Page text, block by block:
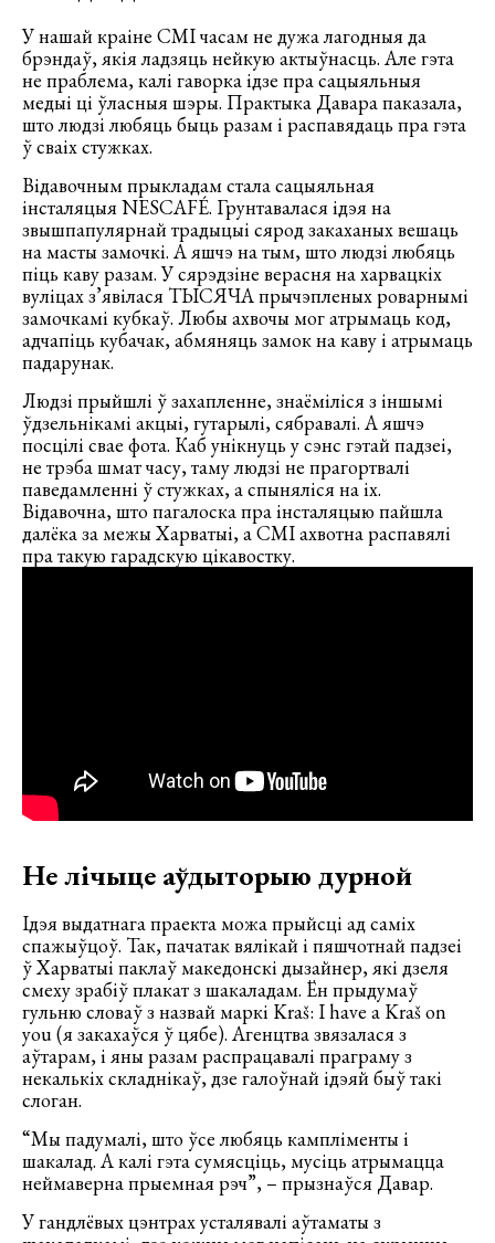
У нашай краіне СМІ часам не дужа лагодныя да
брэндаў, якія ладзяць нейкую актыўнасць. Але гэта
не праблема, калі гаворка ідзе пра сацыяльныя
медыі ці ўласныя шэры. Практыка Давара паказала,
што людзі любяць быць разам і распавядаць пра гэта
ў сваіх стужках.
Відавочным прыкладам стала сацыяльная
інсталяцыя NESCAFÉ. Грунтавалася ідэя на
звышпапулярнай традыцыі сярод закаханых вешаць
на масты замочкі. А яшчэ на тым, што людзі любяць
піць каву разам. У сярэдзіне верасня на харвацкіх
вуліцах з’явілася ТЫСЯЧА прычэпленых роварнымі
замочкамі кубкаў. Любы ахвочы мог атрымаць код,
адчапіць кубачак, абмяняць замок на каву і атрымаць
падарунак.
Людзі прыйшлі ў захапленне, знаёміліся з іншымі
ўдзельнікамі акцыі, гутарылі, сябравалі. А яшчэ
посцілі свае фота. Каб унікнуць у сэнс гэтай падзеі,
не трэба шмат часу, таму людзі не прагортвалі
паведамленні ў стужках, а спыняліся на іх.
Відавочна, што пагалоска пра інсталяцыю пайшла
далёка за межы Харватыі, а СМІ ахвотна распавялі
пра такую гарадскую цікавостку.
Не лічыце аўдыторыю дурной
Ідэя выдатнага праекта можа прыйсці ад саміх
спажыўцоў. Так, пачатак вялікай і пяшчотнай падзеі
ў Харватыі паклаў македонскі дызайнер, які дзеля
смеху зрабіў плакат з шакаладам. Ён прыдумаў
гульню словаў з назвай маркі Kraš: I have a Kraš on
you (я закахаўся ў цябе). Агенцтва звязалася з
аўтарам, і яны разам распрацавалі праграму з
некалькіх складнікаў, дзе галоўнай ідэяй быў такі
слоган.
“Мы падумалі, што ўсе любяць кампліменты і
шакалад. А калі гэта сумясціць, мусіць атрымацца
неймаверна прыемная рэч”, – прызнаўся Давар.
У гандлёвых цэнтрах усталявалі аўтаматы з